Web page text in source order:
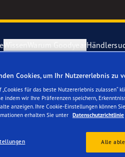
Wissen
Reifenpflege
Sie einen Platten
Warum Goodyear
erforscht Schnee
Blimp
RACING
gratis– Goodyear Reifen jetzt
Cookies, um Ihr Nutzererlebnis zu
„Cookies für das beste Nutzererlebnis zulassen“
indem wir Ihre Präferenzen speichern,
anzeigen. Ihre Cookie-Einstellungen können
erhalten Sie unter Datenschutzrichtlinie
Alle